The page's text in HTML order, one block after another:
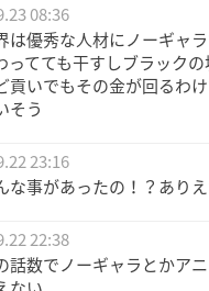
08:36
は優秀な人材にノーギャ
ってても干すしブラック
貢いでもその金が回るわ
そう
23:16
な事があったの！？あり
22:38
話数でノーギャラとかア